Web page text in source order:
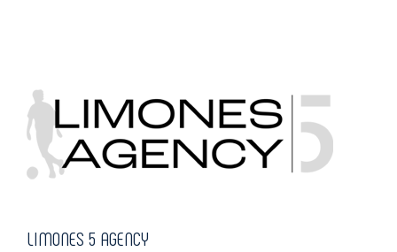
LIMONES 5 AGENCY